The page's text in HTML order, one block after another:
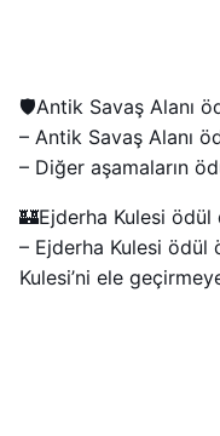
🛡️Antik Savaş Alanı
– Antik Savaş Alanı
– Diğer aşamaların
🏰Ejderha Kulesi ödül
– Ejderha Kulesi
Kulesi’ni ele